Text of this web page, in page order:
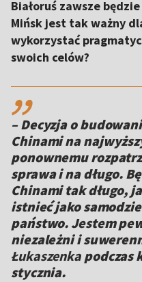
Białoruś zawsze
Mińsk jest tak ważny
wykorzystać
swoich celów?
,,
– Decyzja o
Chinami na
ponownemu
sprawa i na długo.
Chinami tak długo,
istnieć jako
państwo. Jestem
niezależni i
Łukaszenka podczas
stycznia.